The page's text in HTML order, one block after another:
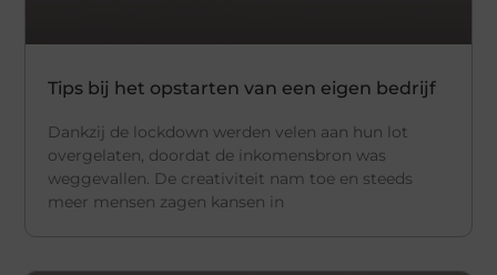
Tips bij het opstarten van een eigen bedrijf
Dankzij de lockdown werden velen aan hun lot
overgelaten, doordat de inkomensbron was
weggevallen. De creativiteit nam toe en steeds
meer mensen zagen kansen in